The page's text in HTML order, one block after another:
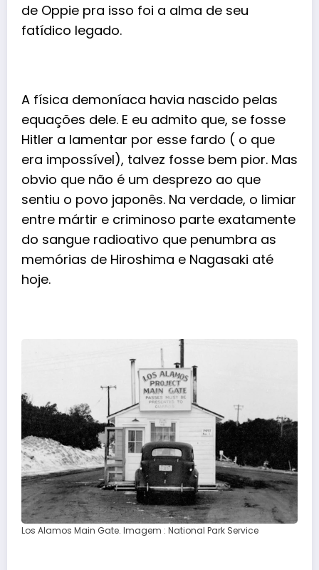
de Oppie pra isso foi a alma de seu
fatídico legado.
A física demoníaca havia nascido pelas
equações dele. E eu admito que, se fosse
Hitler a lamentar por esse fardo ( o que
era impossível), talvez fosse bem pior. Mas
obvio que não é um desprezo ao que
sentiu o povo japonês. Na verdade, o limiar
entre mártir e criminoso parte exatamente
do sangue radioativo que penumbra as
memórias de Hiroshima e Nagasaki até
hoje.
Los Alamos Main Gate. Imagem : National Park Service